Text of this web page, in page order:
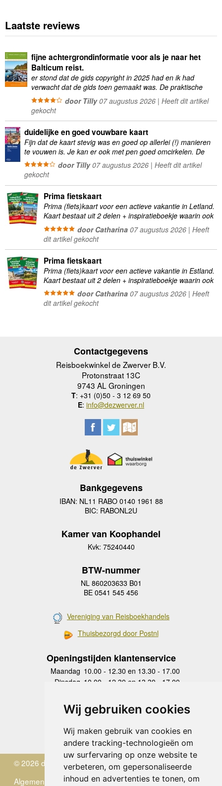
Wij gebruiken cookies
Wij maken gebruik van cookies en
andere tracking-technologieën om
uw surfervaring op onze website te
verbeteren, om gepersonaliseerde
inhoud en advertenties te tonen, om
Laatste reviews
fijne achtergrondinformatie voor als je naar het
Balticum reist.
er stond dat de gids copyright in 2025 had en ik had
verwacht dat de gids toen gemaakt was. De praktische
informatie was vaak wat …
door Tilly07 augustus 2026 | Heeft dit artikel
gekocht
duidelijke en goed vouwbare kaart
Fijn dat de kaart stevig was en goed op allerlei (!) manieren
te vouwen is. Je kan er ook met pen goed omcirkelen. De
kartonnen …door Tilly07 augustus 2026 | Heeft dit artikel
gekocht
Prima fietskaart
Prima (fiets)kaart voor een actieve vakantie in Letland.
Kaart bestaat uit 2 delen + inspiratieboekje waarin ook
verschillende internationale en nationale fietsroutes
worden beschreven. Goed …
door Catharina07 augustus 2026 | Heeft
dit artikel gekocht
Prima fietskaart
Prima (fiets)kaart voor een actieve vakantie in Estland.
Kaart bestaat uit 2 delen + inspiratieboekje waarin ook
verschillende internationale en nationale fietsroutes
worden beschreven. Goed …
door Catharina07 augustus 2026 | Heeft
dit artikel gekocht
Contactgegevens
Reisboekwinkel de Zwerver B.V.
Protonstraat 13C
9743 AL Groningen
T: +31 (0)50 - 3 12 69 50
E: info@dezwerver.nl
Bankgegevens
IBAN: NL11 RABO 0140 1961 88
BIC: RABONL2U
Kamer van Koophandel
Kvk: 75240440
BTW-nummer
NL 860203633 B01
BE 0541 545 456
Vereniging van Reisboekhandels
Thuisbezorgd door Postnl
Openingstijden klantenservice
Maandag 10.00 - 12.30 en 13.30 - 17.00
Dinsdag 10.00 - 12.30 en 13.30 - 17.00
Donderdag
10.00 - 12.30 en 13.30 - 17.00
Vrijdag 10.00 - 12.30 en 13.30 - 17.00
Zaterdag
gesloten
Zondag gesloten
© 2026 de Zwerver
Algemene Voorwaarden